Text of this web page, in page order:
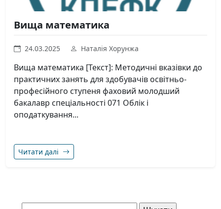
Вища математика
24.03.2025 Наталія Хорунжа
Вища математика [Текст]: Методичні вказівки до
практичних занять для здобувачів освітньо-
професійного ступеня фаховий молодший
бакалавр спеціальності 071 Облік і
оподаткування...
Читати далі